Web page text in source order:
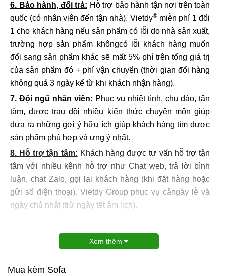
6. Bảo hành, đổi trả: Hỗ trợ bảo hành tận nơi trên toàn
quốc (có nhân viên đến tận nhà). Vietdy®miễn phí 1 đổi
1 cho khách hàng nếu sản phẩm có lỗi do nhà sản xuất,
trường hợp sản phẩm khôngcó lỗi khách hàng muốn
đổi sang sản phẩm khác sẽ mất 5% phí trên tổng giá trị
của sản phẩm đó + phí vận chuyển (thời gian đổi hàng
không quá 3 ngày kể từ khi khách nhận hàng).
7. Đội ngũ nhân viên: Phục vụ nhiệt tình, chu đáo, tận
tâm, được trau dồi nhiều kiến thức chuyên môn giúp
đưa ra những gợi ý hữu ích giúp khách hàng tìm được
sản phẩm phù hợp và ưng ý nhất.
8. Hỗ trợ tận tâm: Khách hàng được tư vấn hỗ trợ tận
tâm với nhiều kênh hỗ trợ như Chat web, trả lời bình
luận, chat Zalo, gọi lại khách hàng (khi đặt hàng hoặc
gửi số điện thoại). Vietdy Group phục vụ cảngày lễ và
ngày chủ nhật (trừ ngày tết âm lịch).
Xem thêm
Mua kèm Sofa